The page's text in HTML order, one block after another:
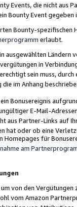
Events, die nicht
Bounty Event
Bounty-spezifischen
erlaubt.
ausgewählten Ländern
in
sein muss,
im Anhang
Bonusereignis
E-Mail-
aus Partner-Links auf
hat oder ob eine
für
am
von den
vom Amazon